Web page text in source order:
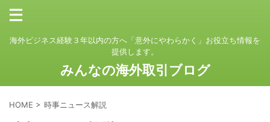
海外ビジネス経験３年以内の方へ「意外にやわらかく」お役立ち情報を
提供します。
みんなの海外取引ブログ
HOME > 時事ニュース解説